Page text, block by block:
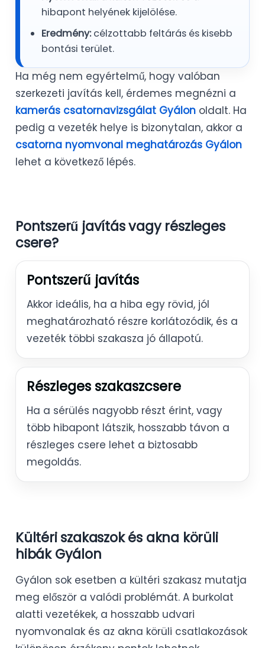
hibapont helyének kijelölése.
Eredmény:célzottabb feltárás és kisebb
bontási terület.
Ha még nem egyértelmű, hogy valóban
szerkezeti javítás kell, érdemes megnézni a
kamerás csatornavizsgálat Gyálon oldalt. Ha
pedig a vezeték helye is bizonytalan, akkor a
csatorna nyomvonal meghatározás Gyálon
lehet a következő lépés.
Pontszerű javítás vagy részleges
csere?
Pontszerű javítás
Akkor ideális, ha a hiba egy rövid, jól
meghatározható részre korlátozódik, és a
vezeték többi szakasza jó állapotú.
Részleges szakaszcsere
Ha a sérülés nagyobb részt érint, vagy
több hibapont látszik, hosszabb távon a
részleges csere lehet a biztosabb
megoldás.
Kültéri szakaszok és akna körüli
hibák Gyálon
Gyálon sok esetben a kültéri szakasz mutatja
meg először a valódi problémát. A burkolat
alatti vezetékek, a hosszabb udvari
nyomvonalak és az akna körüli csatlakozások